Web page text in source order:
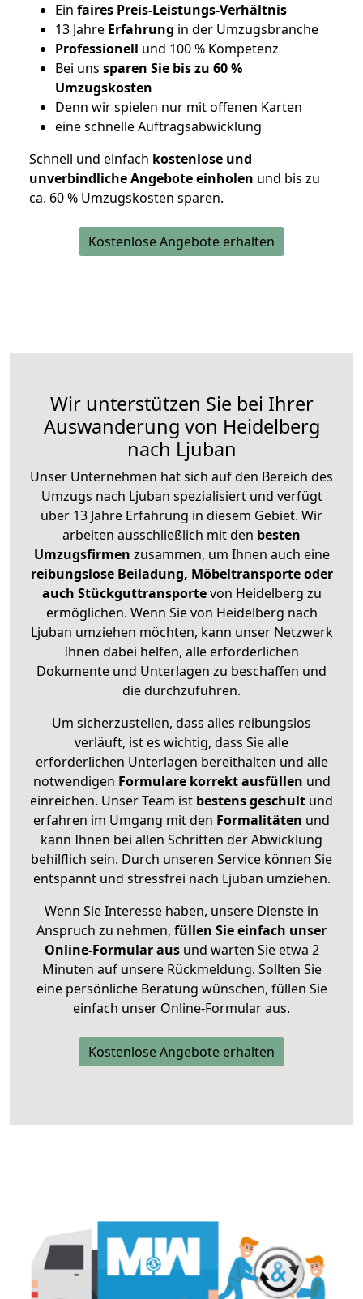
Ein faires Preis-Leistungs-Verhältnis
13 Jahre Erfahrung in der Umzugsbranche
Professionell und 100 % Kompetenz
Bei uns sparen Sie bis zu 60 %
Umzugskosten
Denn wir spielen nur mit offenen Karten
eine schnelle Auftragsabwicklung
Schnell und einfach kostenlose und
unverbindliche Angebote einholen und bis zu
ca. 60 % Umzugskosten sparen.
Kostenlose Angebote erhalten
Wir unterstützen Sie bei Ihrer
Auswanderung von Heidelberg
nach Ljuban
Unser Unternehmen hat sich auf den Bereich des
Umzugs nach Ljuban spezialisiert und verfügt
über 13 Jahre Erfahrung in diesem Gebiet. Wir
arbeiten ausschließlich mit den besten
Umzugsfirmen zusammen, um Ihnen auch eine
reibungslose Beiladung, Möbeltransporte oder
auch Stückguttransportevon Heidelberg zu
ermöglichen. Wenn Sie von Heidelberg nach
Ljuban umziehen möchten, kann unser Netzwerk
Ihnen dabei helfen, alle erforderlichen
Dokumente und Unterlagen zu beschaffen und
die durchzuführen.
Um sicherzustellen, dass alles reibungslos
verläuft, ist es wichtig, dass Sie alle
erforderlichen Unterlagen bereithalten und alle
notwendigen Formulare korrekt ausfüllen und
einreichen. Unser Team ist bestens geschult und
erfahren im Umgang mit den Formalitäten und
kann Ihnen bei allen Schritten der Abwicklung
behilflich sein. Durch unseren Service können Sie
entspannt und stressfrei nach Ljuban umziehen.
Wenn Sie Interesse haben, unsere Dienste in
Anspruch zu nehmen, füllen Sie einfach unser
Online-Formular ausund warten Sie etwa 2
Minuten auf unsere Rückmeldung. Sollten Sie
eine persönliche Beratung wünschen, füllen Sie
einfach unser Online-Formular aus.
Kostenlose Angebote erhalten